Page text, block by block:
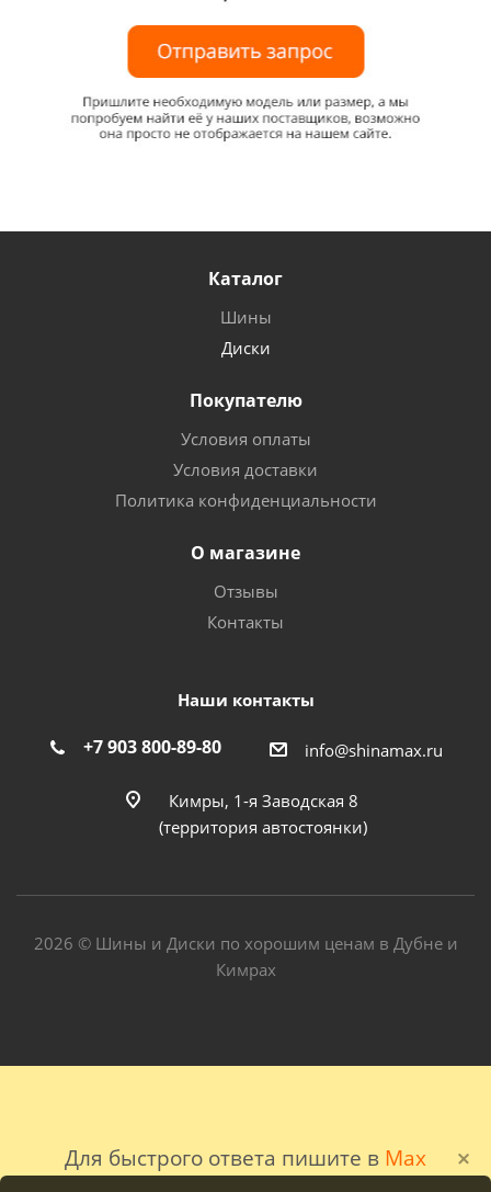
Для быстрого ответа пишите в Max
Каталог
Шины
Диски
Покупателю
Условия оплаты
Условия доставки
Политика конфиденциальности
О магазине
Отзывы
Контакты
Наши контакты
+7 903 800-89-80 info@shinamax.ru
Кимры, 1-я Заводская 8
(территория автостоянки)
2026 © Шины и Диски по хорошим ценам в Дубне и
Кимрах